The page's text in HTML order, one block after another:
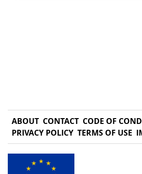
ABOUT CONTACT CODE OF
PRIVACY POLICY TERMS OF USE